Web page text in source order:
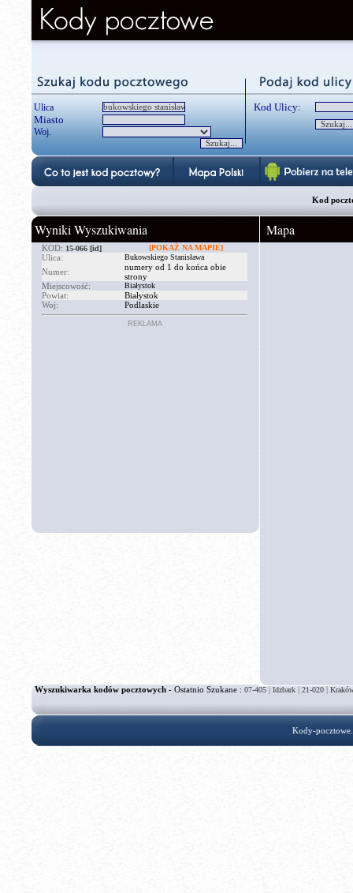
Ulica
Miasto
Woj.
Kod Ulicy:
Kod
Wyniki Wyszukiwania
KOD: 15-066 [id] [POKAŻ NA MAPIE]
Ulica: Bukowskiego Stanisława
Numer:
numery od 1 do końca obie
strony
Miejscowość:
Białystok
Powiat:
Białystok
Woj:
Podlaskie
REKLAMA
Mapa
Wyszukiwarka kodów pocztowych - Ostatnio Szukane : 07-405|Idzbark|21-020|
Kody-